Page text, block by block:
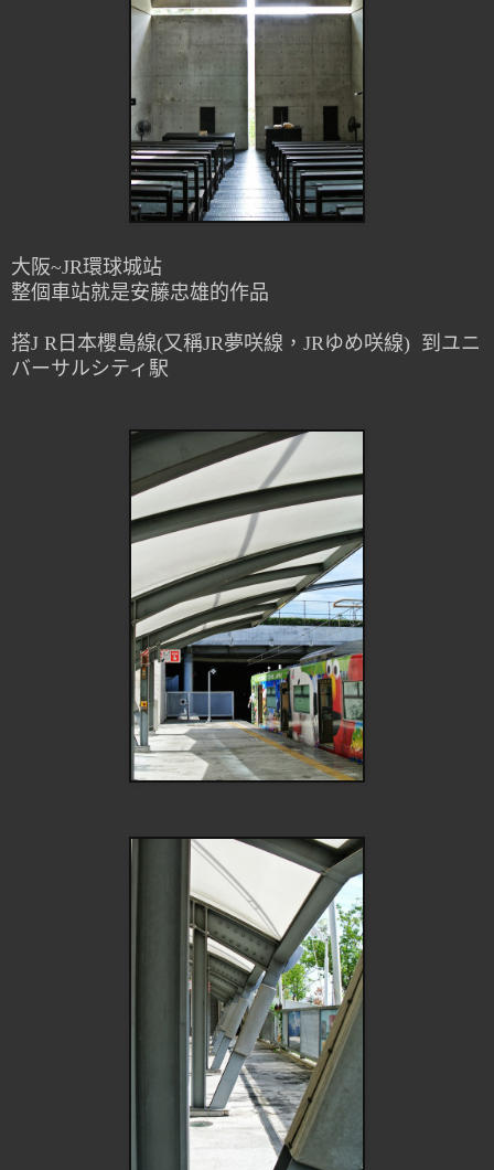
大阪~JR環球城站
整個車站就是安藤忠雄的作品
搭J R日本櫻島線(又稱JR夢咲線，JRゆめ咲線) 到ユニ
バーサルシティ駅